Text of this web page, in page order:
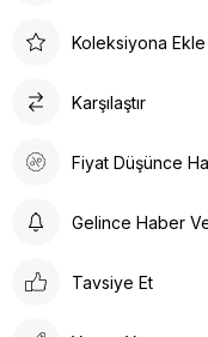
Koleksiyona Ekle
Karşılaştır
Fiyat Düşünce
Gelince Haber
Tavsiye Et